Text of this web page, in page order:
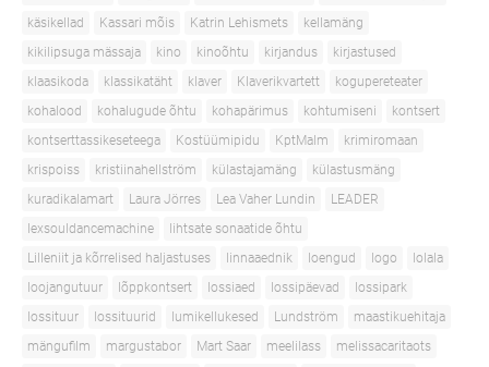
käsikellad
Kassari mõis Katrin Lehismets
kellamäng
kikilipsuga mässaja
kino kinoõhtu kirjandus
kirjastused
klaasikoda
klassikatäht klaver Klaverikvartett
kogupereteater
kohalood
kohalugude õhtu kohapärimus kohtumiseni
kontsert
kontserttassikeseteega
Kostüümipidu KptMalm
krimiromaan
krispoiss
kristiinahellström külastajamäng
külastusmäng
kuradikalamart
Laura Jörres Lea Vaher Lundin
LEADER
lexsouldancemachine
lihtsate sonaatide õhtu
Lilleniit ja kõrrelised haljastuses
linnaaednik loengud logo
lolala
loojangutuur
lõppkontsert lossiaed lossipäevad
lossipark
lossituur
lossituurid lumikellukesed Lundström
maastikuehitaja
mängufilm
margustabor Mart Saar meelilass
melissacaritaots